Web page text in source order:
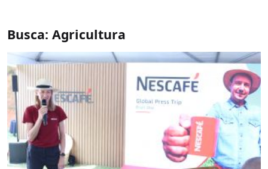
Busca: Agricultura